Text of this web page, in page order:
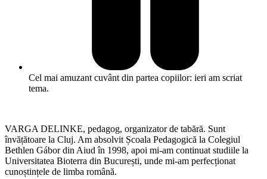
Cel mai amuzant cuvânt din partea copiilor: ieri am scriat
tema.
VARGA DELINKE, pedagog, organizator de tabără. Sunt
învățătoare la Cluj. Am absolvit Școala Pedagogică la Colegiul
Bethlen Gábor din Aiud în 1998, apoi mi-am continuat studiile la
Universitatea Bioterra din București, unde mi-am perfecționat
cunoștințele de limba română.